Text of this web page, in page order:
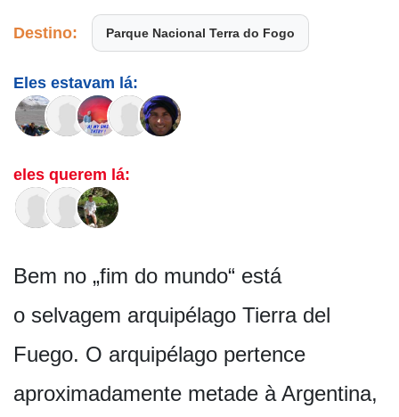
Destino: Parque Nacional Terra do Fogo
Eles estavam lá:
eles querem lá:
Bem no „fim do mundo“ está
o selvagem arquipélago Tierra del
Fuego. O arquipélago pertence
aproximadamente metade à Argentina,